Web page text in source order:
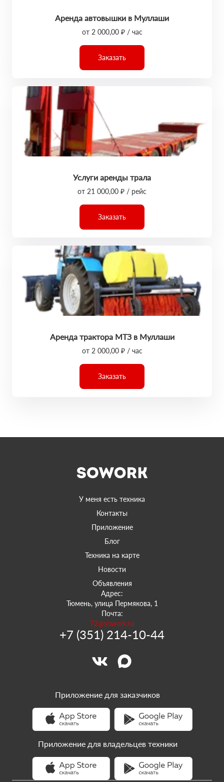
Аренда автовышки в Муллаши
от 2 000,00 ₽ / час
Заказать
Услуги аренды трала
от 21 000,00 ₽ / рейс
Заказать
Аренда трактора МТЗ в Муллаши
от 2 000,00 ₽ / час
Заказать
У меня есть техника
Контакты
Приложение
Блог
Техника на карте
Новости
Объявления
Адрес:
Тюмень, улица Пермякова, 1
Почта:
72@sowork.ru
+7 (351) 214-10-44
Приложение для заказчиков
Приложение для владельцев техники